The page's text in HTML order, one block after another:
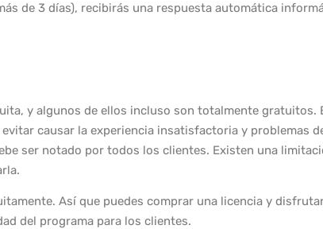
de 3 días), recibirás una respuesta automática
y algunos de ellos incluso son totalmente gratuitos.
causar la experiencia insatisfactoria y problemas
ser notado por todos los clientes. Existen una
Así que puedes comprar una licencia y
del programa para los clientes.